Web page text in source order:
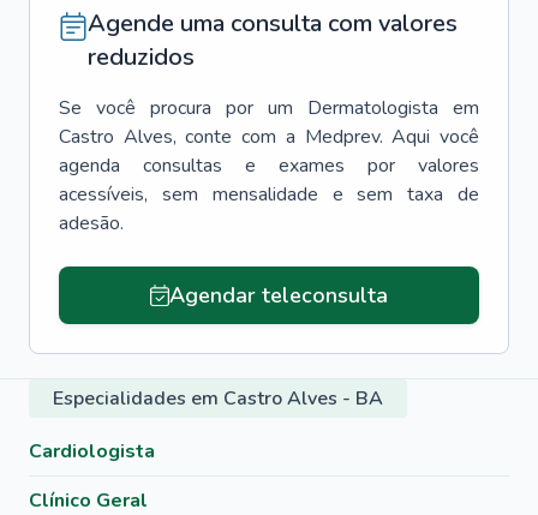
Agende uma consulta com valores
reduzidos
Se você procura por um Dermatologista em
Castro Alves, conte com a Medprev. Aqui você
agenda consultas e exames por valores
acessíveis, sem mensalidade e sem taxa de
adesão.
Agendar teleconsulta
Especialidades em Castro Alves - BA
Cardiologista
Clínico Geral